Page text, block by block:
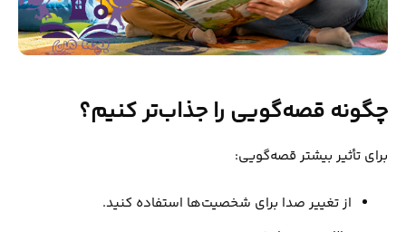
چگونه قصه‌گویی را جذاب‌تر کنیم؟
برای تأثیر بیشتر قصه‌گویی:
از تغییر صدا برای شخصیت‌ها استفاده کنید.